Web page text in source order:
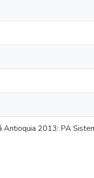
Antioquia 2013: PA